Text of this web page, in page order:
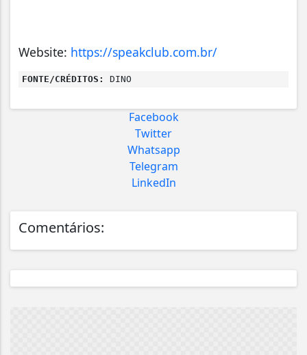
Website: https://speakclub.com.br/
FONTE/CRÉDITOS: DINO
Facebook
Twitter
Whatsapp
Telegram
LinkedIn
Comentários: